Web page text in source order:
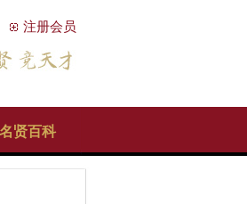
注册会员
名贤百科